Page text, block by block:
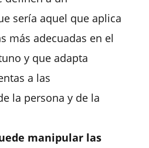
sería aquel que aplica
más adecuadas en el
y que adapta
a las
la persona y de la
manipular las